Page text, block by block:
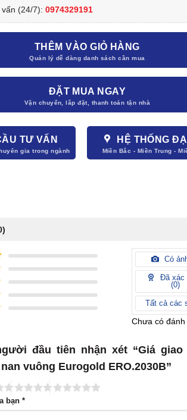
(24/7): 0974329191
THÊM VÀO GIỎ HÀNG
ĐẶT MUA NGAY
TƯ VẤN HỆ THỐNG
Có
Đã xác
(0)
Tất cả các
Chưa có đánh
đầu tiên nhận xét “Giá
vuông Eurogold ERO.2030B”
bạn*